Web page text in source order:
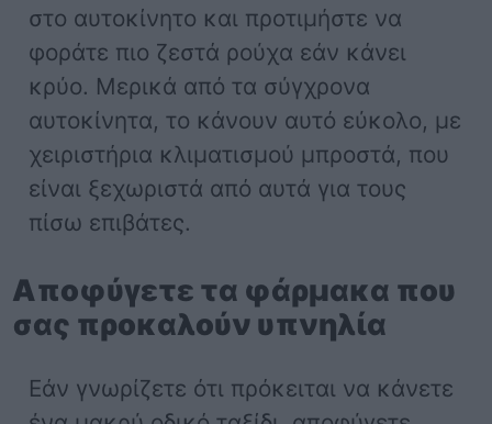
στο αυτοκίνητο και προτιμήστε να
φοράτε πιο ζεστά ρούχα εάν κάνει
κρύο. Μερικά από τα σύγχρονα
αυτοκίνητα, το κάνουν αυτό εύκολο, με
χειριστήρια κλιματισμού μπροστά, που
είναι ξεχωριστά από αυτά για τους
πίσω επιβάτες.
Αποφύγετε τα φάρμακα που
σας προκαλούν υπνηλία
Εάν γνωρίζετε ότι πρόκειται να κάνετε